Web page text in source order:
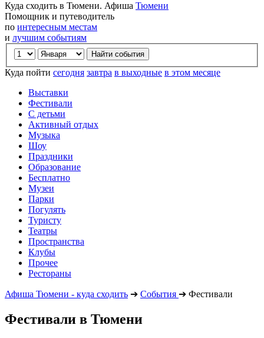
Куда сходить в Тюмени. Афиша Тюмени
Помощник и путеводитель
по интересным местам
и лучшим событиям
Куда пойти сегодня завтра в выходные в этом месяце
Выставки
Фестивали
С детьми
Активный отдых
Музыка
Шоу
Праздники
Образование
Бесплатно
Музеи
Парки
Погулять
Туристу
Театры
Пространства
Клубы
Прочее
Рестораны
Афиша Тюмени - куда сходить ➔ События ➔ Фестивали
Фестивали в Тюмени